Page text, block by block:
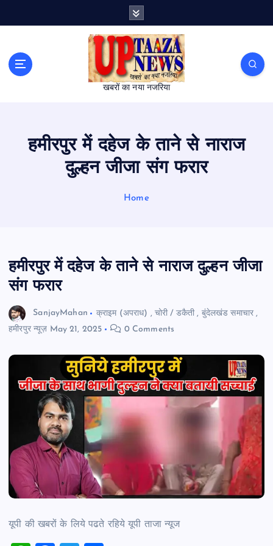
खबरों का नया नजरिया
हमीरपुर में दहेज के ताने से नाराज
दुल्हन जीजा संग फरार
Home
हमीरपुर में दहेज के ताने से नाराज दुल्हन जीजा
संग फरार
SanjayMahan क्राइम (अपराध) , चोरी / डकैती , बुंदेलखंड समाचार,
हमीरपुर न्यूज़ May 21, 2025 0 Comments
यूपी की खबरों के लिये पढते रहिये यूपी ताजा न्‍यूज